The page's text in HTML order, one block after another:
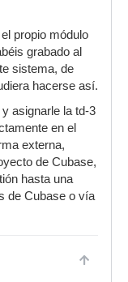
propio módulo
grabado al
sistema, de
hacerse así.
asignarle la td-3
en el
externa,
de Cubase,
hasta una
de Cubase o vía